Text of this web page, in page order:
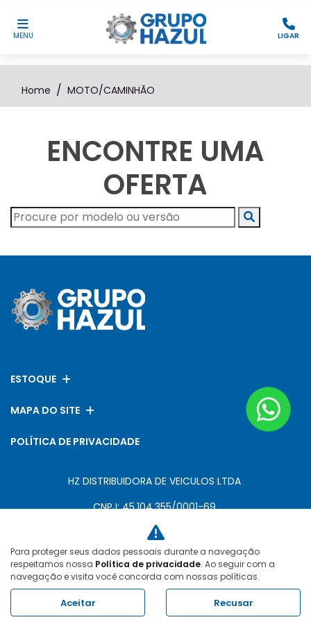
MENU LIGAR
Home MOTO/CAMINHÃO
ENCONTRE UMA
OFERTA
ESTOQUE
MAPA DO SITE
POLÍTICA DE PRIVACIDADE
HZ DISTRIBUIDORA DE VEICULOS LTDA
CNPJ: 45.104.355/0001-69
Desacelere. Seu bem maior é a vida.
Para proteger seus dados pessoais durante a navegação
respeitamos nossa Política de privacidade. Ao seguir com a
navegação e visita você concorda com nossas políticas.
Aceitar Recusar